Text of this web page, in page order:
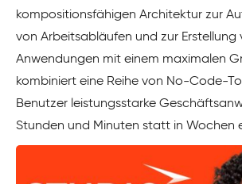
kompositionsfähigen Architektur zur
von Arbeitsabläufen und zur Erstellung
Anwendungen mit einem maximalen
kombiniert eine Reihe von No-Code-
Benutzer leistungsstarke
Stunden und Minuten statt in Wochen